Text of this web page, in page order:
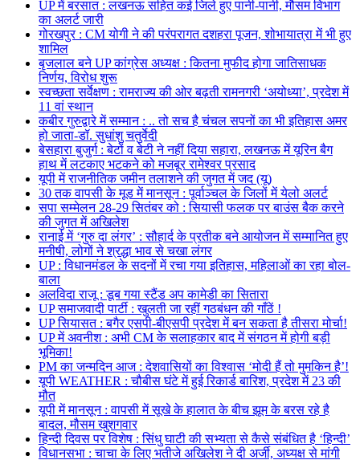
UP में बरसात : लखनऊ सहित कई जिले हुए पानी-पानी, मौसम विभाग
का अलर्ट जारी
गोरखपुर : CM योगी ने की परंपरागत दशहरा पूजन, शोभायात्रा में भी हुए
शामिल
बृजलाल बने UP कांग्रेस अध्यक्ष : कितना मुफीद होगा जातिसाधक
निर्णय, विरोध शुरू
स्वच्छता सर्वेक्षण : रामराज्य की ओर बढ़ती रामनगरी ‘अयोध्या’, प्रदेश में
11 वां स्थान
कबीर गुरुद्वारे में सम्मान : .. तो सच है चंचल सपनों का भी इतिहास अमर
हो जाता-डॉ. सुधांशु चतुर्वेदी
बेसहारा बुजुर्ग : बेटों व बेटी ने नहीं दिया सहारा, लखनऊ में यूरिन बैग
हाथ में लटकाए भटकने को मजबूर रामेश्वर प्रसाद
यूपी में राजनीतिक जमीन तलाशने की जुगत में जद (यू)
30 तक वापसी के मूड में मानसून : पूर्वाञ्चल के जिलों में येलो अलर्ट
सपा सम्मेलन 28-29 सितंबर को : सियासी फलक पर बाउंस बैक करने
की जुगत में अखिलेश
रानाई में ‘गुरु दा लंगर’ : सौहार्द के प्रतीक बने आयोजन में सम्मानित हुए
मनीषी, लोगों ने श्रद्धा भाव से चखा लंगर
UP : विधानमंडल के सदनों में रचा गया इतिहास, महिलाओं का रहा बोल-
बाला
अलविदा राजू : डूब गया स्टैंड अप कामेडी का सितारा
UP समाजवादी पार्टी : खुलती जा रहीं गठबंधन की गाँठें !
UP सियासत : बगैर एसपी-बीएसपी प्रदेश में बन सकता है तीसरा मोर्चा!
UP में अवनीश : अभी CM के सलाहकार बाद में संगठन में होगी बड़ी
भूमिका!
PM का जन्मदिन आज : देशवासियों का विश्वास ‘मोदी हैं तो मुमकिन है’!
यूपी WEATHER : चौबीस घंटे में हुई रिकार्ड बारिश, प्रदेश में 23 की
मौत
यूपी में मानसून : वापसी में सूखे के हालात के बीच झूम के बरस रहे है
बादल, मौसम खुशगवार
हिन्दी दिवस पर विशेष : सिंधु घाटी की सभ्यता से कैसे संबंधित है ‘हिन्दी’
विधानसभा : चाचा के लिए भतीजे अखिलेश ने दी अर्जी, अध्यक्ष से मांगी